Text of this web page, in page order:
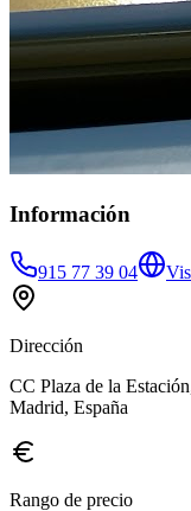
Información
915 77 39 04
Dirección
CC Plaza de la
Madrid, España
Rango de precio